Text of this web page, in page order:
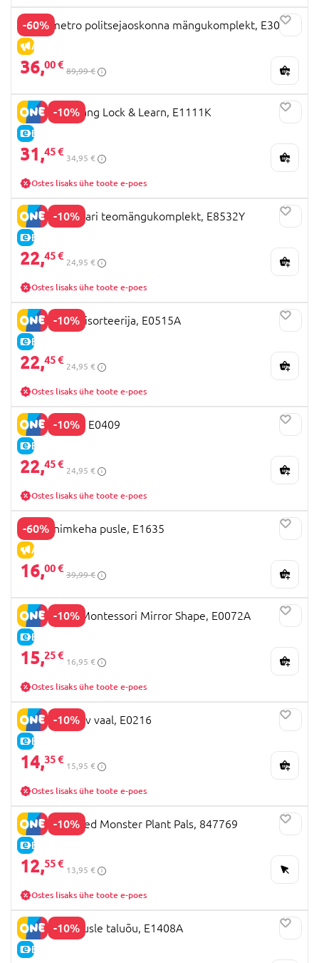
-60%
ALLAHINDLUS
HAPE metro politsejaoskonna mängukomplekt, E3050
36,00 €
89,99 €
-10%
E-HIND
HAPE lauamäng Lock & Learn, E1111K
31,45 €
34,95 €
Ostes lisaks ühe toote e-poes
-10%
E-HIND
HAPE trummari teomängukomplekt, E8532Y
22,45 €
24,95 €
Ostes lisaks ühe toote e-poes
-10%
E-HIND
HAPE kujundisorteerija, E0515A
22,45 €
24,95 €
Ostes lisaks ühe toote e-poes
-10%
E-HIND
HAPE Klotsid E0409
22,45 €
24,95 €
Ostes lisaks ühe toote e-poes
-60%
ALLAHINDLUS
HAPE inimkeha pusle, E1635
16,00 €
39,99 €
-10%
E-HIND
HAPE pusle Montessori Mirror Shape, E0072A
15,25 €
16,95 €
Ostes lisaks ühe toote e-poes
-10%
E-HIND
HAPE Mullitav vaal, E0216
14,35 €
15,95 €
Ostes lisaks ühe toote e-poes
-10%
E-HIND
HAPE koletised Monster Plant Pals, 847769
12,55 €
13,95 €
Ostes lisaks ühe toote e-poes
-10%
E-HIND
HAPE nupupusle taluõu, E1408A